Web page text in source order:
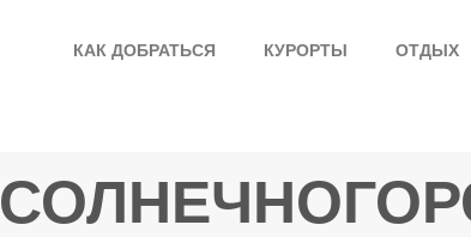
КАК ДОБРАТЬСЯ КУРОРТЫ ОТДЫХ